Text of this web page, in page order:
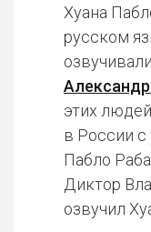
Хуана
русском
озвучивали
этих
в России с
Пабло Раба.
Диктор
озвучил